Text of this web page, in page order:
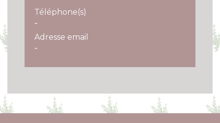
Téléphone(s)
-
Adresse email
-